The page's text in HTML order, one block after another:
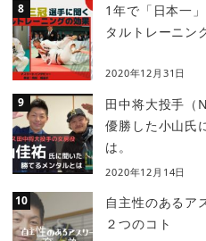
1年で「日本一
タルトレーニン
2020年12月31日
田中将大投手（
優勝した小山氏
は。
2020年12月14日
自主性のあるア
２つのコト